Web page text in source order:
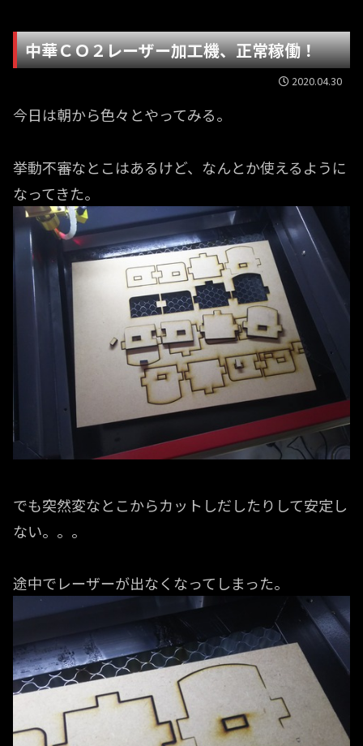
中華ＣＯ２レーザー加工機、正常稼働！
2020.04.30
今日は朝から色々とやってみる。
挙動不審なとこはあるけど、なんとか使えるように
なってきた。
でも突然変なとこからカットしだしたりして安定し
ない。。。
途中でレーザーが出なくなってしまった。